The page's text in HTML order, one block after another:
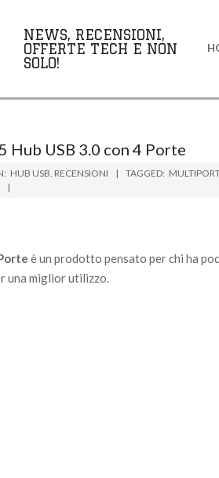
NEWS, RECENSIONI,
OFFERTE TECH E NON
SOLO!
Hub USB 3.0 con 4 Porte
HUB USB, RECENSIONI TAGGED:
è un prodotto pensato per chi ha
una miglior utilizzo.